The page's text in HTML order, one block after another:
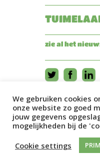
zie al het
We gebruiken cookies
onze website zo goed
jouw gegevens
mogelijkheden bij de
Cookie settings